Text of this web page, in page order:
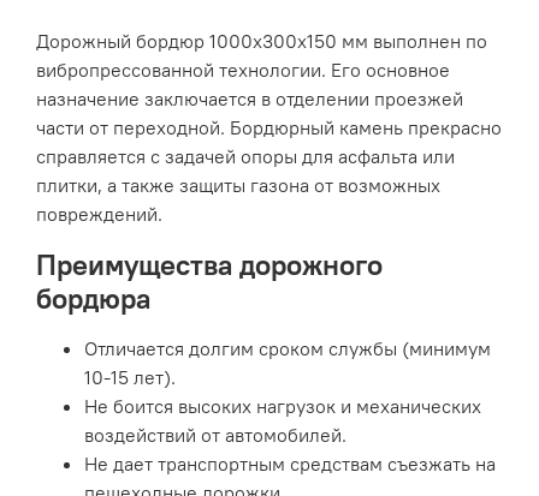
Дорожный бордюр 1000х300х150 мм выполнен по
вибропрессованной технологии. Его основное
назначение заключается в отделении проезжей
части от переходной. Бордюрный камень прекрасно
справляется с задачей опоры для асфальта или
плитки, а также защиты газона от возможных
повреждений.
Преимущества дорожного
бордюра
Отличается долгим сроком службы (минимум
10-15 лет).
Не боится высоких нагрузок и механических
воздействий от автомобилей.
Не дает транспортным средствам съезжать на